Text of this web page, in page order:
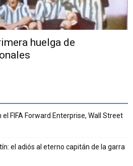
huelga de
FIFA Forward Enterprise, Wall Street
el adiós al eterno capitán de la garra